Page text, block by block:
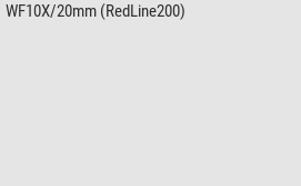
WF10X/20mm (RedLine200)